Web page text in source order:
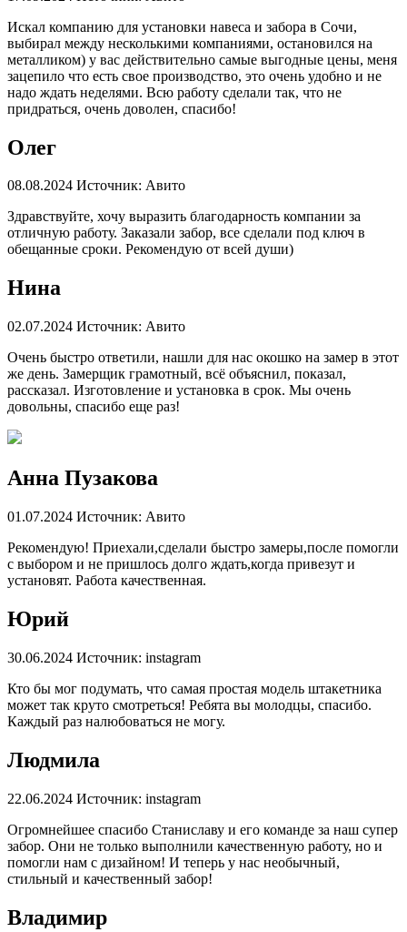
Искал компанию для установки навеса и забора в Сочи,
выбирал между несколькими компаниями, остановился на
металликом) у вас действительно самые выгодные цены, меня
зацепило что есть свое производство, это очень удобно и не
надо ждать неделями. Всю работу сделали так, что не
придраться, очень доволен, спасибо!
Олег
08.08.2024 Источник: Авито
Здравствуйте, хочу выразить благодарность компании за
отличную работу. Заказали забор, все сделали под ключ в
обещанные сроки. Рекомендую от всей души)
Нина
02.07.2024 Источник: Авито
Очень быстро ответили, нашли для нас окошко на замер в этот
же день. Замерщик грамотный, всё объяснил, показал,
рассказал. Изготовление и установка в срок. Мы очень
довольны, спасибо еще раз!
Анна Пузакова
01.07.2024 Источник: Авито
Рекомендую! Приехали,сделали быстро замеры,после помогли
с выбором и не пришлось долго ждать,когда привезут и
установят. Работа качественная.
Юрий
30.06.2024 Источник: instagram
Кто бы мог подумать, что самая простая модель штакетника
может так круто смотреться! Ребята вы молодцы, спасибо.
Каждый раз налюбоваться не могу.
Людмила
22.06.2024 Источник: instagram
Огромнейшее спасибо Станиславу и его команде за наш супер
забор. Они не только выполнили качественную работу, но и
помогли нам с дизайном! И теперь у нас необычный,
стильный и качественный забор!
Владимир